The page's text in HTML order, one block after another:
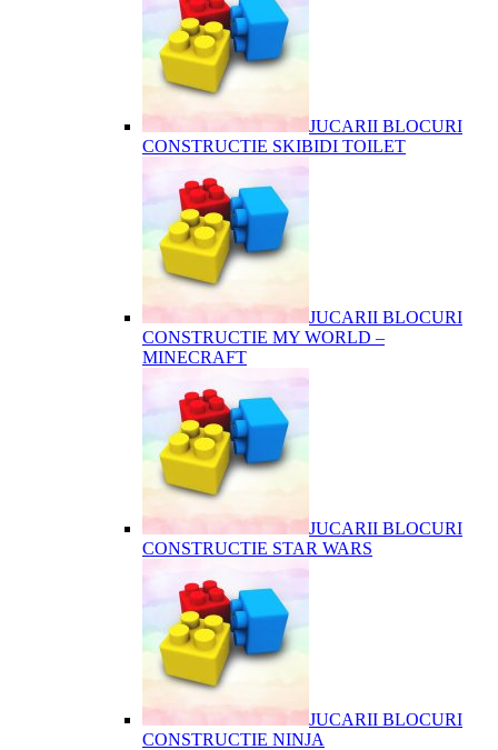
JUCARII BLOCURI
CONSTRUCTIE SKIBIDI TOILET
JUCARII BLOCURI
CONSTRUCTIE MY WORLD –
MINECRAFT
JUCARII BLOCURI
CONSTRUCTIE STAR WARS
JUCARII BLOCURI
CONSTRUCTIE NINJA